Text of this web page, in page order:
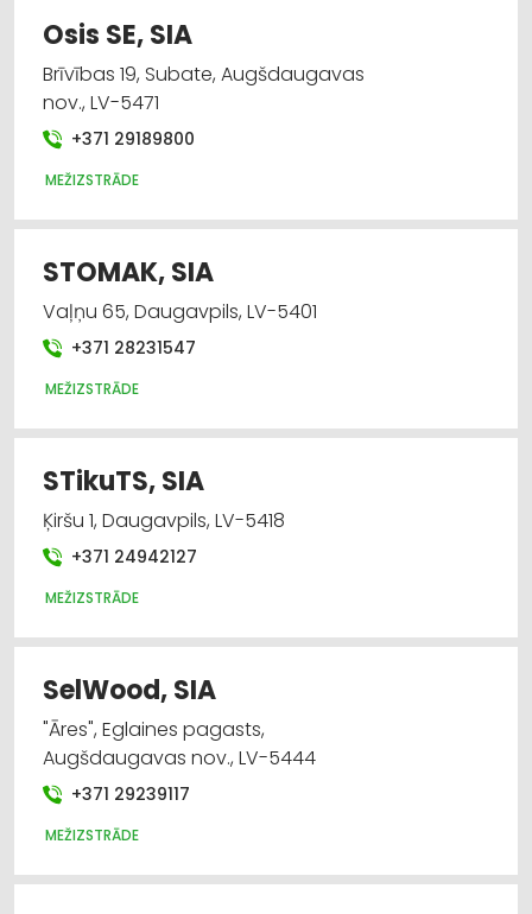
Osis SE, SIA
Brīvības 19, Subate, Augšdaugavas
nov., LV-5471
+371 29189800
MEŽIZSTRĀDE
STOMAK, SIA
Vaļņu 65, Daugavpils, LV-5401
+371 28231547
MEŽIZSTRĀDE
STikuTS, SIA
Ķiršu 1, Daugavpils, LV-5418
+371 24942127
MEŽIZSTRĀDE
SelWood, SIA
"Āres", Eglaines pagasts,
Augšdaugavas nov., LV-5444
+371 29239117
MEŽIZSTRĀDE